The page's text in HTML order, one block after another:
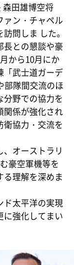
田雄博空将
ァン・チャペル
問しま した。
との懇談や豪
から10月にか
「武士道ガーデ
部隊間交流のほ
分野での協力を
関係が強化され
衛協力・交流を
オーストラリ
豪空軍機等を
理解を深めま
太平洋の実現
に強化してまい